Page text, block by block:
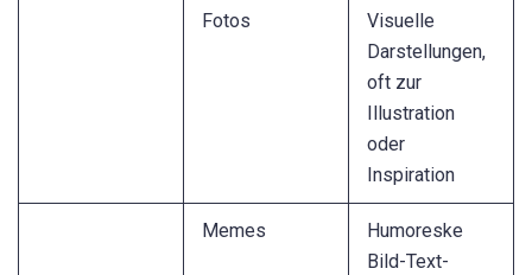
Fotos
Visuelle
Darstellungen,
oft zur
Illustration
oder
Inspiration
Memes
Humoreske
Bild-Text-